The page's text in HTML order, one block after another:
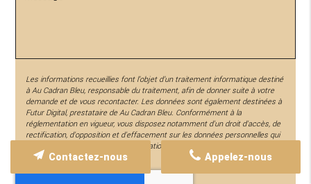
Les informations recueillies font l’objet d’un traitement informatique destiné
à Au Cadran Bleu, responsable du traitement, afin de donner suite à votre
demande et de vous recontacter. Les données sont également destinées à
Futur Digital, prestataire de Au Cadran Bleu. Conformément à la
réglementation en vigueur, vous disposez notamment d'un droit d'accès, de
rectification, d'opposition et d'effacement sur les données personnelles qui
vous concernent. Pour plus d’informations, cliquez
Appelez-nous
Contactez-nous